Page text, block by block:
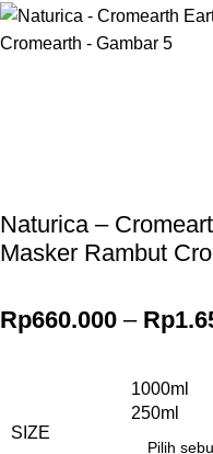
Naturica –
Masker Rambut
Rp660.000 – Rp
SIZE
1000ml
250ml